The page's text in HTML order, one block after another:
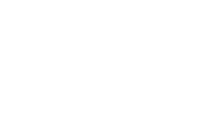
重的色彩偏差。大多数相机会